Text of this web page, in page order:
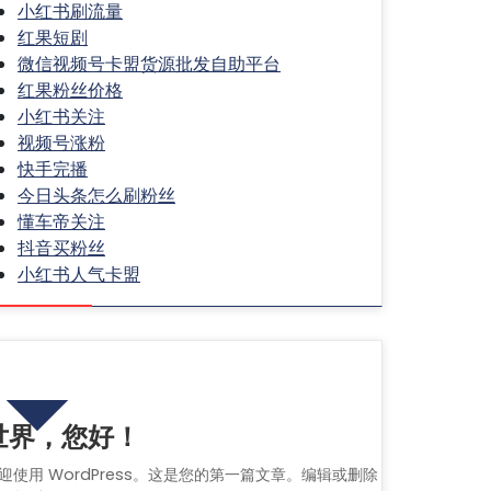
小红书刷流量
红果短剧
微信视频号卡盟货源批发自助平台
红果粉丝价格
小红书关注
视频号涨粉
快手完播
今日头条怎么刷粉丝
懂车帝关注
抖音买粉丝
小红书人气卡盟
界，您好！
使用 WordPress。这是您的第一篇文章。编辑或删除